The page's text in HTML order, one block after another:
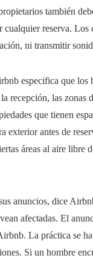
también
cualquier reserva.
ni transmitir
especifica que los
recepción, las zonas
que tienen
exterior antes de
áreas al aire libre
anuncios, dice
afectadas. El
La práctica se
Si un hombre